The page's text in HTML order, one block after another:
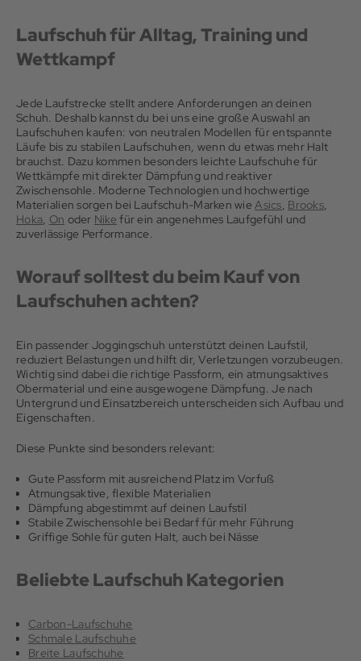
Laufschuh für Alltag, Training und
Wettkampf
Jede Laufstrecke stellt andere Anforderungen an deinen
Schuh. Deshalb kannst du bei uns eine große Auswahl an
Laufschuhen kaufen: von neutralen Modellen für entspannte
Läufe bis zu stabilen Laufschuhen, wenn du etwas mehr Halt
brauchst. Dazu kommen besonders leichte Laufschuhe für
Wettkämpfe mit direkter Dämpfung und reaktiver
Zwischensohle. Moderne Technologien und hochwertige
Materialien sorgen bei Laufschuh-Marken wieAsics, Brooks,
Hoka, On oder Nike für ein angenehmes Laufgefühl und
zuverlässige Performance.
Worauf solltest du beim Kauf von
Laufschuhen achten?
Ein passender Joggingschuh unterstützt deinen Laufstil,
reduziert Belastungen und hilft dir, Verletzungen vorzubeugen.
Wichtig sind dabei die richtige Passform, ein atmungsaktives
Obermaterial und eine ausgewogene Dämpfung. Je nach
Untergrund und Einsatzbereich unterscheiden sich Aufbau und
Eigenschaften.
Diese Punkte sind besonders relevant:
Gute Passform mit ausreichend Platz im Vorfuß
Atmungsaktive, flexible Materialien
Dämpfung abgestimmt auf deinen Laufstil
Stabile Zwischensohle bei Bedarf für mehr Führung
Griffige Sohle für guten Halt, auch bei Nässe
Beliebte Laufschuh Kategorien
Carbon-Laufschuhe
Schmale Laufschuhe
Breite Laufschuhe